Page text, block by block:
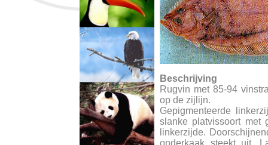
Beschrijving
Rugvin met 85-94
op de zijlijn.
Gepigmenteerde
slanke platvissoort met
linkerzijde.
onderkaak steekt uit.